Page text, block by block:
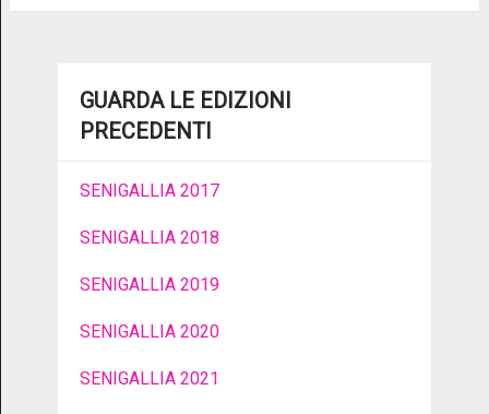
GUARDA LE EDIZIONI
PRECEDENTI
SENIGALLIA 2017
SENIGALLIA 2018
SENIGALLIA 2019
SENIGALLIA 2020
SENIGALLIA 2021